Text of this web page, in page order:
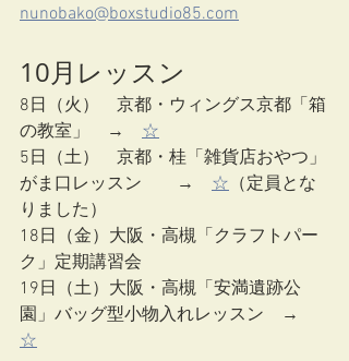
nunobako@boxstudio85.com
10月レッスン
8日（火）　京都・ウィングス京都「箱
の教室」　→ ☆
5日（土）　京都・桂「雑貨店おやつ」
がま口レッスン　　→ ☆ （定員とな
りました）
18日（金）大阪・高槻「クラフトパー
ク」定期講習会
19日（土）大阪・高槻「安満遺跡公
園」バッグ型小物入れレッスン　→
☆